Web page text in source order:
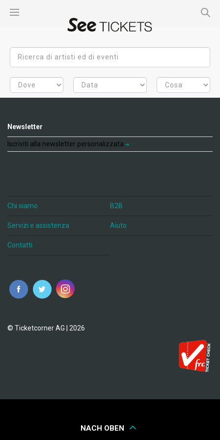
Newsletter
Iscriviti alla newsletter personalizzata
Chi siamo B2B
Servizi e assistenza Aiuto
Contatti
© Ticketcorner AG | 2026
NACH OBEN